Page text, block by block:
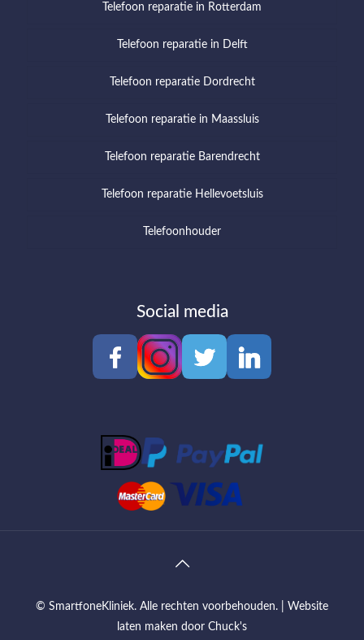
Telefoon reparatie in Rotterdam
Telefoon reparatie in Delft
Telefoon reparatie Dordrecht
Telefoon reparatie in Maassluis
Telefoon reparatie Barendrecht
Telefoon reparatie Hellevoetsluis
Telefoonhouder
Social media
© SmartfoneKliniek. Alle rechten voorbehouden. | Website
laten maken door Chuck's